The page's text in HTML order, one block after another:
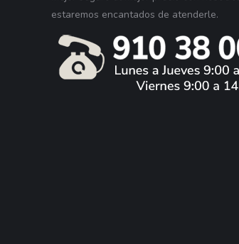
estaremos encantados de atenderle.